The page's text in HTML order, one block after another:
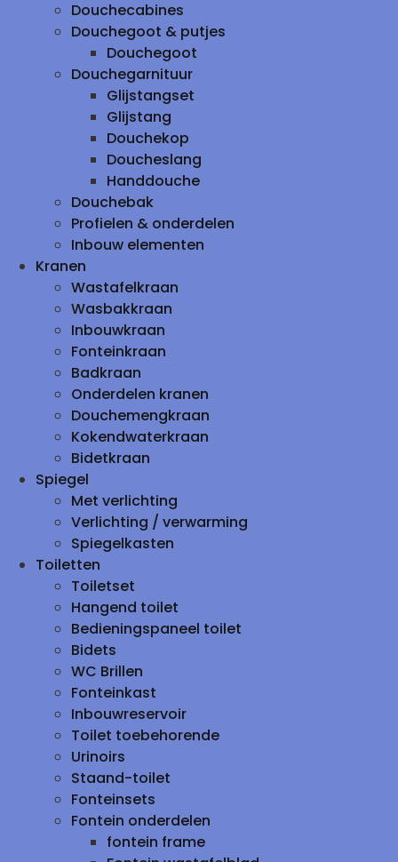
Douchecabines
Douchegoot & putjes
Douchegoot
Douchegarnituur
Glijstangset
Glijstang
Douchekop
Doucheslang
Handdouche
Douchebak
Profielen & onderdelen
Inbouw elementen
Kranen
Wastafelkraan
Wasbakkraan
Inbouwkraan
Fonteinkraan
Badkraan
Onderdelen kranen
Douchemengkraan
Kokendwaterkraan
Bidetkraan
Spiegel
Met verlichting
Verlichting / verwarming
Spiegelkasten
Toiletten
Toiletset
Hangend toilet
Bedieningspaneel toilet
Bidets
WC Brillen
Fonteinkast
Inbouwreservoir
Toilet toebehorende
Urinoirs
Staand-toilet
Fonteinsets
Fontein onderdelen
fontein frame